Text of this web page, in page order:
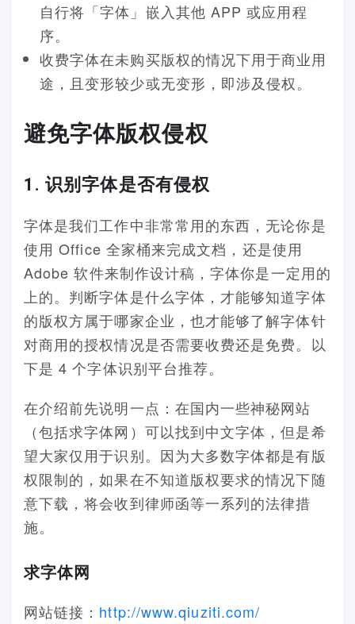
自行将「字体」嵌入其他 APP 或应用程
序。
收费字体在未购买版权的情况下用于商业用
途，且变形较少或无变形，即涉及侵权。
避免字体版权侵权
1. 识别字体是否有侵权
字体是我们工作中非常常用的东西，无论你是
使用 Office 全家桶来完成文档，还是使用
Adobe 软件来制作设计稿，字体你是一定用的
上的。判断字体是什么字体，才能够知道字体
的版权方属于哪家企业，也才能够了解字体针
对商用的授权情况是否需要收费还是免费。以
下是 4 个字体识别平台推荐。
在介绍前先说明一点：在国内一些神秘网站
（包括求字体网）可以找到中文字体，但是希
望大家仅用于识别。因为大多数字体都是有版
权限制的，如果在不知道版权要求的情况下随
意下载，将会收到律师函等一系列的法律措
施。
求字体网
网站链接： http://www.qiuziti.com/